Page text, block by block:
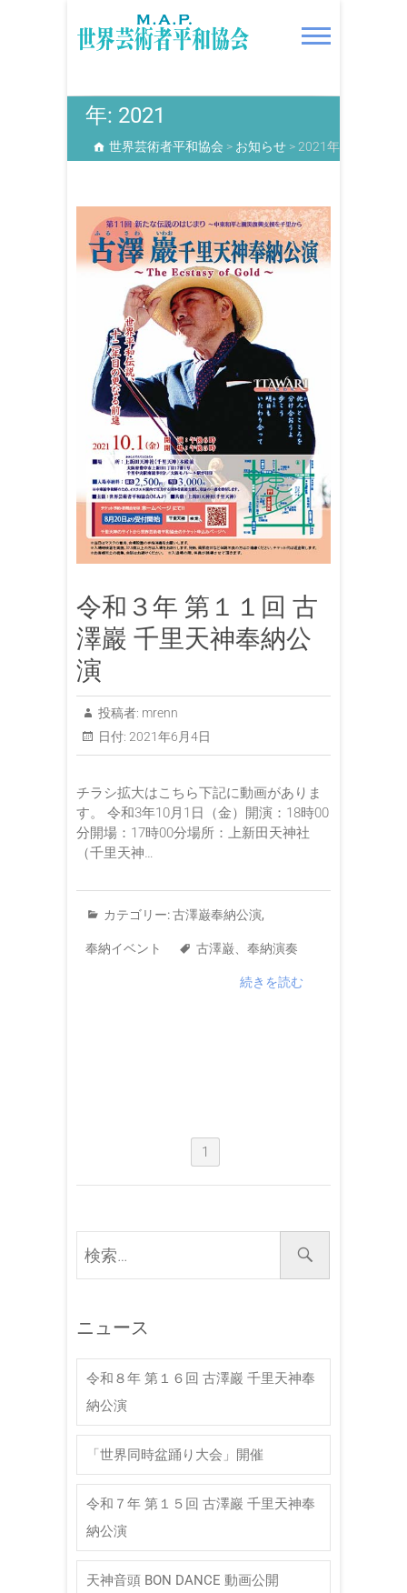
世界芸術者平和協会
年: 2021
世界芸術者平和協会 > お知らせ >2021年
令和３年 第１１回 古
澤巖 千里天神奉納公
演
投稿者: mrenn
日付: 2021年6月4日
チラシ拡大はこちら下記に動画がありま
す。 令和3年10月1日（金）開演：18時00
分開場：17時00分場所：上新田天神社
（千里天神…
カテゴリー:古澤巌奉納公演,
奉納イベント 古澤巌 奉納演奏
続きを読む
1
…
ニュース
令和８年 第１６回 古澤巖 千里天神奉
納公演
「世界同時盆踊り大会」開催
令和７年 第１５回 古澤巖 千里天神奉
納公演
天神音頭 BON DANCE 動画公開